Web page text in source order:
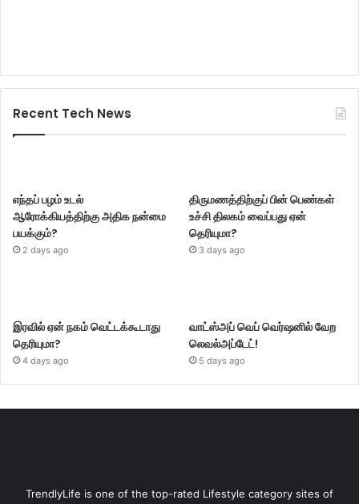
Recent Tech News
எந்தப் பழம் உடல்
ஆரோக்கியத்திற்கு அதிக நன்மை
பயக்கும்?
2 days ago
திருமணத்திற்குப் பின் பெண்கள்
உச்சி திலகம் வைப்பது ஏன்
தெரியுமா?
3 days ago
இரவில் ஏன் நகம் வெட்டக்கூடாது
தெரியுமா?
4 days ago
வாட்ஸ்அப் வெப் வெர்ஷனில் வேற
லெவல்அப்டேட்!
5 days ago
TrendlyLife is one of the top-rated Lifestyle category sites of